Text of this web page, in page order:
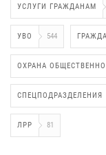
УСЛУГИ ГРАЖДАНАМ
УВО 544
ОХРАНА
СПЕЦПОДРАЗДЕЛЕНИЯ
ЛРР 81